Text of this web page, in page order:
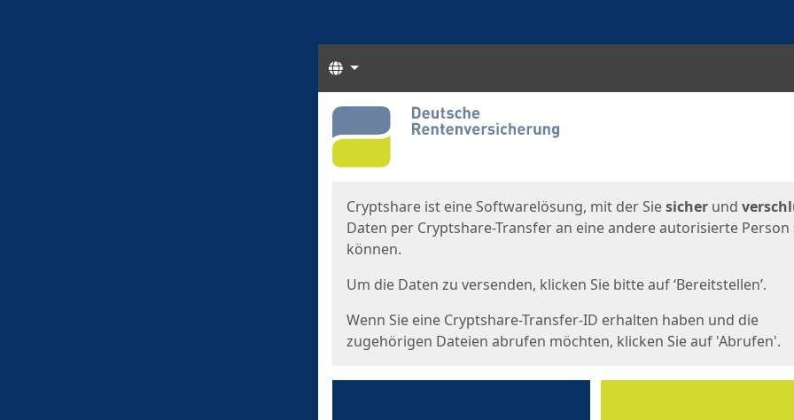
Sprachen
Start
Cryptshare ist eine Softwarelösung, mit der Siesicher und
Daten per Cryptshare-Transfer an eine andere autorisierte Person
können.
Um die Daten zu versenden, klicken Sie bitte auf ‘Bereitstellen’.
Wenn Sie eine Cryptshare-Transfer-ID erhalten haben und die
zugehörigen Dateien abrufen möchten, klicken Sie auf 'Abrufen'.